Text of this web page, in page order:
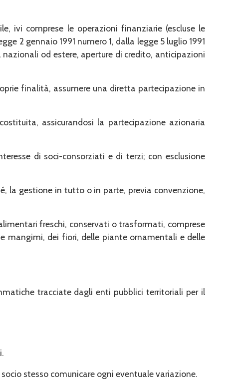
ivi comprese le operazioni finanziarie (escluse le
2 gennaio 1991 numero 1, dalla legge 5 luglio 1991
od estere, aperture di credito, anticipazioni
finalità, assumere una diretta partecipazione in
assicurandosi la partecipazione azionaria
di soci-consorziati e di terzi; con esclusione
la gestione in tutto o in parte, previa convenzione,
freschi, conservati o trasformati, comprese
mangimi, dei fiori, delle piante ornamentali e delle
tracciate dagli enti pubblici territoriali per il
stesso comunicare ogni eventuale variazione.